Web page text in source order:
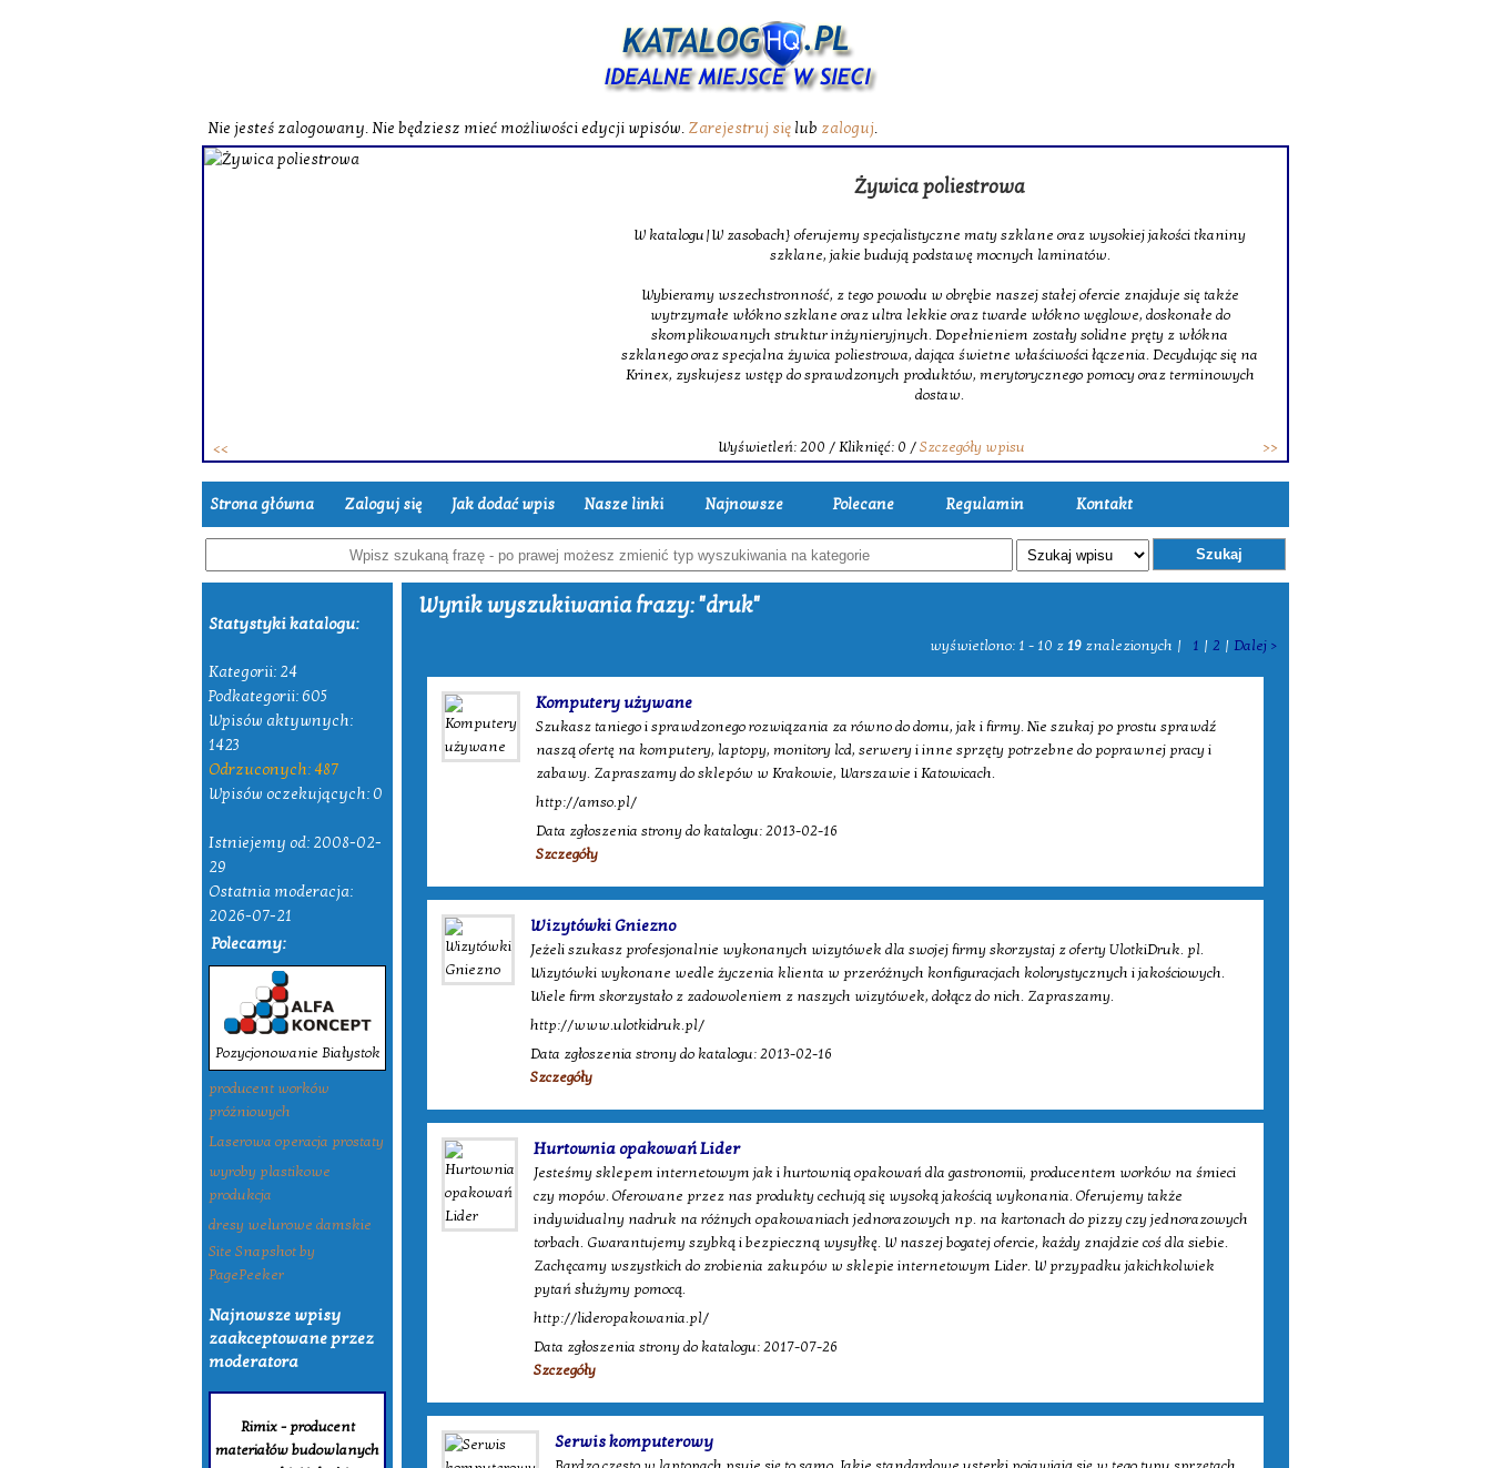
Nie jesteś zalogowany. Nie będziesz mieć możliwości edycji wpisów. Zarejestruj się lub zaloguj.
Żywica poliestrowa
W katalogu|W zasobach} oferujemy specjalistyczne maty szklane oraz wysokiej jakości tkaniny
szklane, jakie budują podstawę mocnych laminatów.
Wybieramy wszechstronność, z tego powodu w obrębie naszej stałej ofercie znajduje się także
wytrzymałe włókno szklane oraz ultra lekkie oraz twarde włókno węglowe, doskonałe do
skomplikowanych struktur inżynieryjnych. Dopełnieniem zostały solidne pręty z włókna
szklanego oraz specjalna żywica poliestrowa, dająca świetne właściwości łączenia. Decydując się na
Krinex, zyskujesz wstęp do sprawdzonych produktów, merytorycznego pomocy oraz terminowych
dostaw.
Wyświetleń: 200 / Kliknięć: 0 /Szczegóły wpisu
Strona główna Zaloguj się Jak dodać wpis Nasze linki Najnowsze Polecane Regulamin Kontakt
Szukaj
Statystyki katalogu:
Kategorii: 24
Podkategorii: 605
Wpisów aktywnych:
1423
Odrzuconych: 487
Wpisów oczekujących: 0
Istniejemy od: 2008-02-
29
Ostatnia moderacja:
2026-07-21
Polecamy:
Pozycjonowanie Białystok
producent worków
próżniowych
Laserowa operacja prostaty
wyroby plastikowe
produkcja
dresy welurowe damskie
Site Snapshot by
PagePeeker
Najnowsze wpisy
zaakceptowane przez
moderatora
Rimix - producent
materiałów budowlanych
Wynik wyszukiwania frazy: "druk"
wyświetlono: 1 - 10 z 19 znalezionych | 1 | 2 | Dalej >
Komputery używane
Szukasz taniego i sprawdzonego rozwiązania za równo do domu, jak i firmy. Nie szukaj po prostu sprawdź
naszą ofertę na komputery, laptopy, monitory lcd, serwery i inne sprzęty potrzebne do poprawnej pracy i
zabawy. Zapraszamy do sklepów w Krakowie, Warszawie i Katowicach.
http://amso.pl/
Data zgłoszenia strony do katalogu: 2013-02-16
Szczegóły
Wizytówki Gniezno
Jeżeli szukasz profesjonalnie wykonanych wizytówek dla swojej firmy skorzystaj z oferty UlotkiDruk. pl.
Wizytówki wykonane wedle życzenia klienta w przeróżnych konfiguracjach kolorystycznych i jakościowych.
Wiele firm skorzystało z zadowoleniem z naszych wizytówek, dołącz do nich. Zapraszamy.
http://www.ulotkidruk.pl/
Data zgłoszenia strony do katalogu: 2013-02-16
Szczegóły
Hurtownia opakowań Lider
Jesteśmy sklepem internetowym jak i hurtownią opakowań dla gastronomii, producentem worków na śmieci
czy mopów. Oferowane przez nas produkty cechują się wysoką jakością wykonania. Oferujemy także
indywidualny nadruk na różnych opakowaniach jednorazowych np. na kartonach do pizzy czy jednorazowych
torbach. Gwarantujemy szybką i bezpieczną wysyłkę. W naszej bogatej ofercie, każdy znajdzie coś dla siebie.
Zachęcamy wszystkich do zrobienia zakupów w sklepie internetowym Lider. W przypadku jakichkolwiek
pytań służymy pomocą.
http://lideropakowania.pl/
Data zgłoszenia strony do katalogu: 2017-07-26
Szczegóły
Serwis komputerowy